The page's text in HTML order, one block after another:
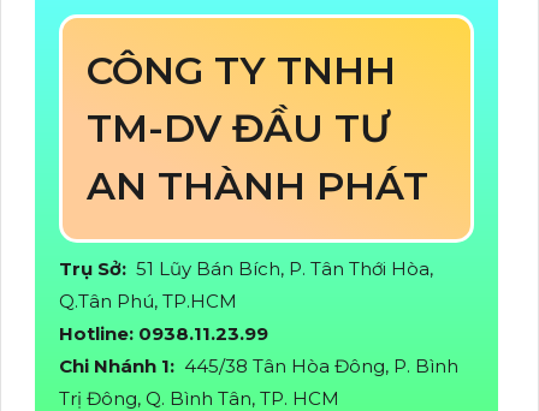
CÔNG TY TNHH
TM-DV ĐẦU TƯ
AN THÀNH PHÁT
Trụ Sở: 51 Lũy Bán Bích, P. Tân Thới Hòa,
Q.Tân Phú, TP.HCM
Hotline: 0938.11.23.99
Chi Nhánh 1: 445/38 Tân Hòa Đông, P. Bình
Trị Đông, Q. Bình Tân, TP. HCM